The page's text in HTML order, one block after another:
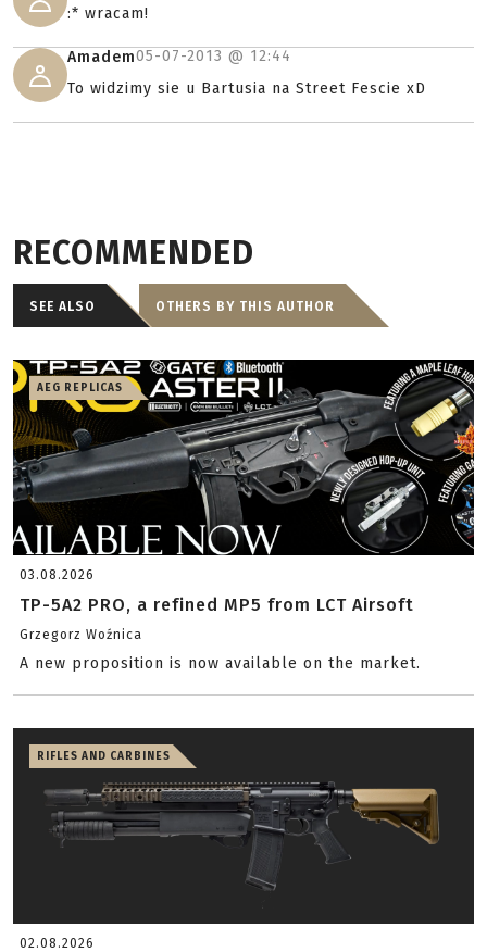
:* wracam!
Amadem05-07-2013 @ 12:44
To widzimy sie u Bartusia na Street Fescie xD
RECOMMENDED
SEE ALSO OTHERS BY THIS AUTHOR
AEG REPLICAS
03.08.2026
TP-5A2 PRO, a refined MP5 from LCT Airsoft
Grzegorz Woźnica
A new proposition is now available on the market.
RIFLES AND CARBINES
02.08.2026